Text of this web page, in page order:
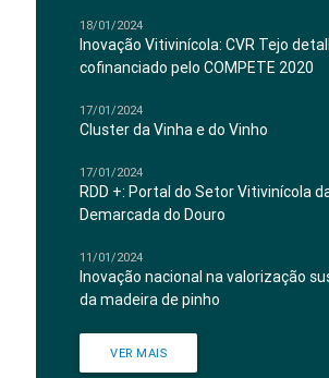
18/01/2024
Inovação Vitivinícola: CVR Tejo
cofinanciado pelo COMPETE 2020
17/01/2024
Cluster da Vinha e do Vinho
17/01/2024
RDD +: Portal do Setor Vitivinícola
Demarcada do Douro
11/01/2024
Inovação nacional na valorização
da madeira de pinho
VER MAIS